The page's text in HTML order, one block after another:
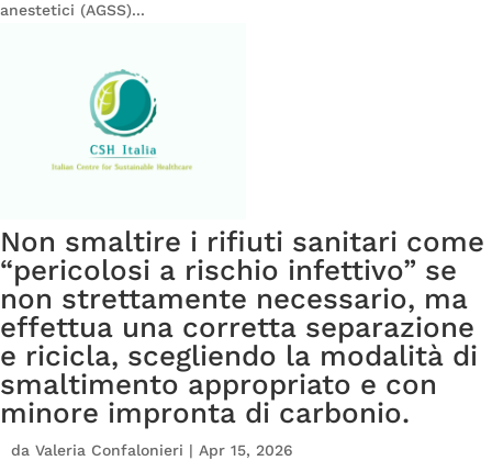
anestetici (AGSS)...
Non smaltire i rifiuti sanitari come
“pericolosi a rischio infettivo” se
non strettamente necessario, ma
effettua una corretta separazione
e ricicla, scegliendo la modalità di
smaltimento appropriato e con
minore impronta di carbonio.
da Valeria Confalonieri | Apr 15, 2026